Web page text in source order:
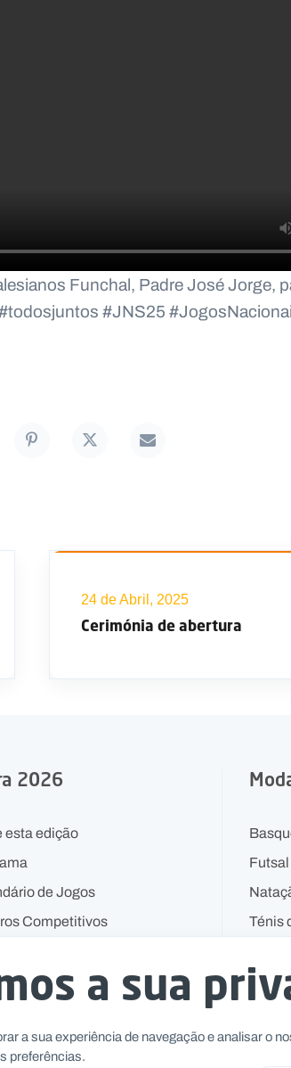
Funchal, Padre José Jorge,
#JNS25
24 de Abril, 2025
Cerimónia de abertura
2026
esta edição
de Jogos
Competitivos
Futsal
Ténis
a sua
a sua experiência de navegação e analisar o
preferências.